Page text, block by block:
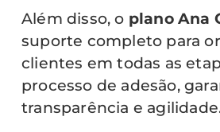
Além disso, o plano Ana
suporte completo para
clientes em todas as
processo de adesão,
transparência e